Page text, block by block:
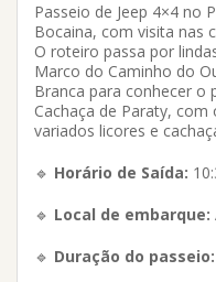
Passeio de Jeep 4×4 no
Bocaina, com visita nas
O roteiro passa por
Marco do Caminho do
Branca para conhecer o
Cachaça de Paraty,
variados licores e
🔹 Horário de Saída:
🔹 Local de embarque:
🔹 Duração do passeio: